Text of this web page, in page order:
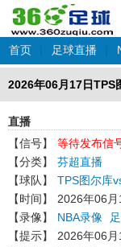
首页 | 足球直播 |
2026年06月17日TPS
直播
【信号】
等待发布信
【分类】
芬超直播
【球队】
TPS图尔库
【时间】
2026年06
【录像】
NBA录像
【提示】
2026年06